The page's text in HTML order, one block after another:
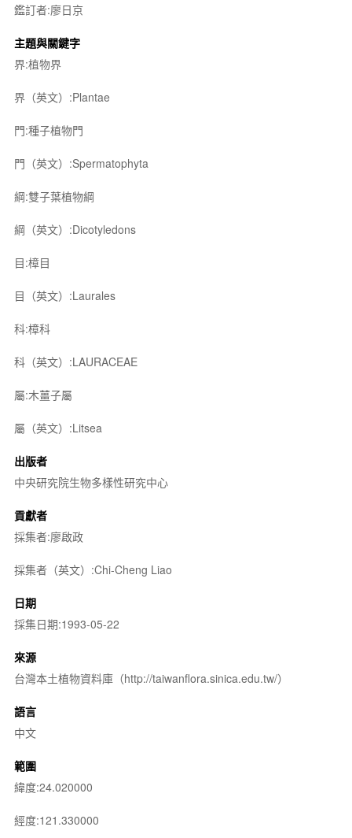
鑑訂者:廖日京
主題與關鍵字
界:植物界
界（英文）:Plantae
門:種子植物門
門（英文）:Spermatophyta
綱:雙子葉植物綱
綱（英文）:Dicotyledons
目:樟目
目（英文）:Laurales
科:樟科
科（英文）:LAURACEAE
屬:木薑子屬
屬（英文）:Litsea
出版者
中央研究院生物多樣性研究中心
貢獻者
採集者:廖啟政
採集者（英文）:Chi-Cheng Liao
日期
採集日期:1993-05-22
來源
台灣本土植物資料庫（http://taiwanflora.sinica.edu.tw/）
語言
中文
範圍
緯度:24.020000
經度:121.330000